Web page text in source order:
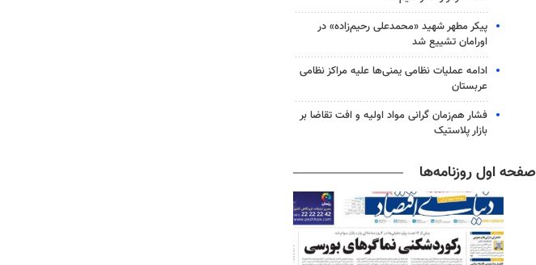
پیکر مطهر شهید «محمدعلی رحیم‌زاده» در
اورامان تشییع شد
ادامه عملیات نظامی یمنی‌ها علیه مراکز نظامی
عربستان
فشار هم‌زمان گرانی مواد اولیه و افت تقاضا بر
بازار پلاستیک
صفحه اول روزنامه‌ها